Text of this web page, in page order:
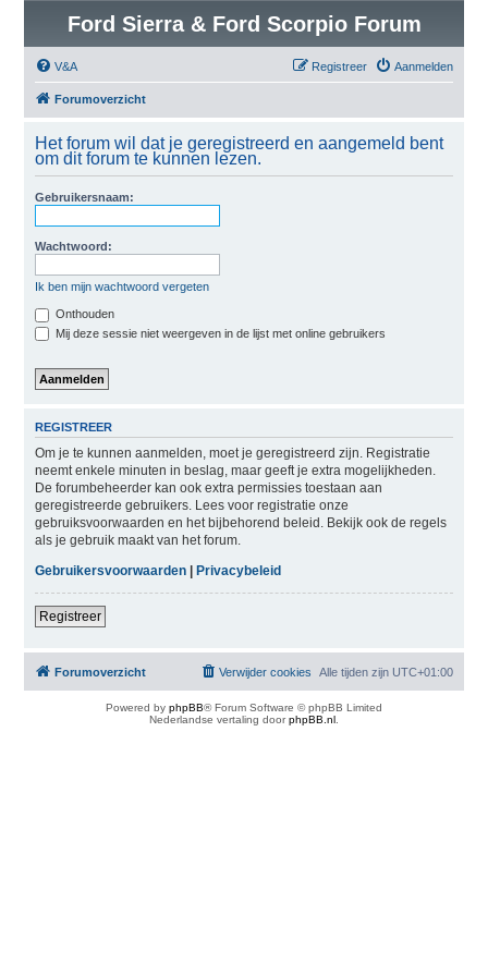
Ford Sierra & Ford Scorpio Forum
V&A Aanmelden
Registreer
Forumoverzicht
Het forum wil dat je geregistreerd en aangemeld bent
om dit forum te kunnen lezen.
Gebruikersnaam:
Wachtwoord:
Ik ben mijn wachtwoord vergeten
Onthouden
Mij deze sessie niet weergeven in de lijst met online gebruikers
REGISTREER
Om je te kunnen aanmelden, moet je geregistreerd zijn. Registratie
neemt enkele minuten in beslag, maar geeft je extra mogelijkheden.
De forumbeheerder kan ook extra permissies toestaan aan
geregistreerde gebruikers. Lees voor registratie onze
gebruiksvoorwaarden en het bijbehorend beleid. Bekijk ook de regels
als je gebruik maakt van het forum.
Gebruikersvoorwaarden| Privacybeleid
Registreer
Forumoverzicht Alle tijden zijn UTC+01:00
Verwijder cookies
Powered by phpBB® Forum Software © phpBB Limited
Nederlandse vertaling doorphpBB.nl